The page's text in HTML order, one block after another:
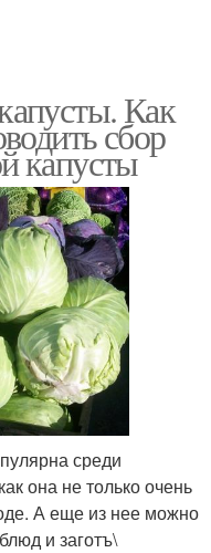
Как
сбор
капусты
среди
она не только очень
А еще из нее можно
и заготъ\